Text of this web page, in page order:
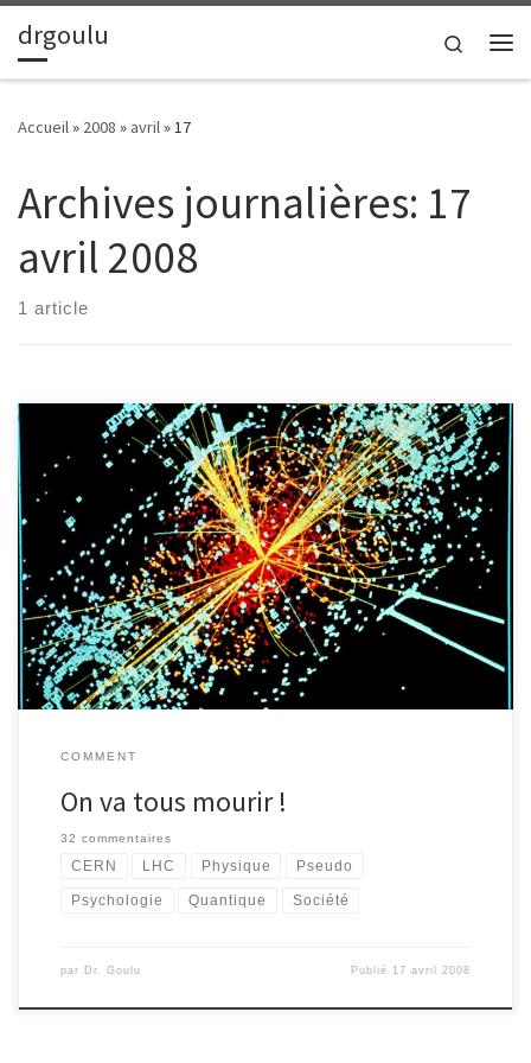
Passer au contenu
drgoulu
Search
Accueil» 2008 » avril»17
Archives journalières: 17
avril 2008
1 article
Intéressant de voir comme le catastrophisme attire. Des films
holywoodiens aux sectes apocalyptiques, la recette de la fin du
monde a toujours du succès. Après la guerre nucléaire totale,
l’énorme météore qui frappe la Terre, le Déluge suite à la fonte
des glaces de l’Antarctique, les virus ebola croisés avec […]
COMMENT
On va tous mourir !
32 commentaires
CERN LHC Physique Pseudo
Psychologie Quantique Société
par Dr. Goulu Publié 17 avril 2008